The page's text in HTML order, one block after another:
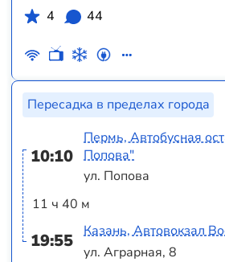
4
44
Пересадка в пределах города
10:10
11 ч 40 м
19:55
Пермь, Автобусная
Попова"
ул. Попова
Казань, Автовокзал
ул. Аграрная, 8